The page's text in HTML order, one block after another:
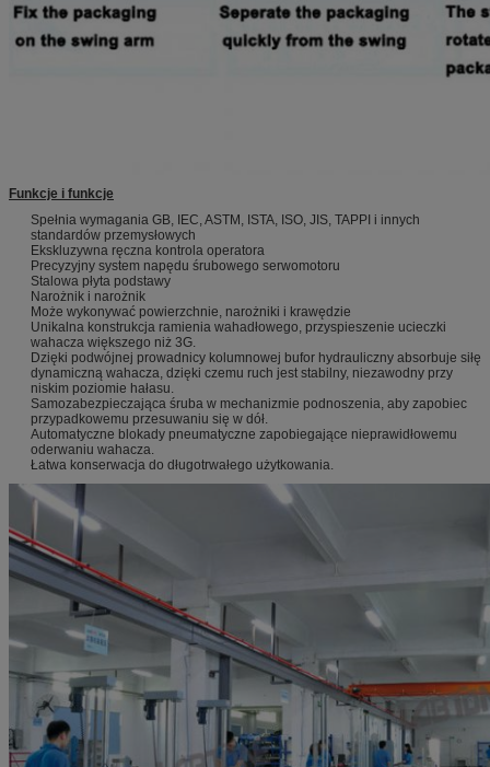
Funkcje i funkcje
Spełnia wymagania GB, IEC, ASTM, ISTA, ISO, JIS, TAPPI i innych
standardów przemysłowych
Ekskluzywna ręczna kontrola operatora
Precyzyjny system napędu śrubowego serwomotoru
Stalowa płyta podstawy
Narożnik i narożnik
Może wykonywać powierzchnie, narożniki i krawędzie
Unikalna konstrukcja ramienia wahadłowego, przyspieszenie ucieczki
wahacza większego niż 3G.
Dzięki podwójnej prowadnicy kolumnowej bufor hydrauliczny absorbuje siłę
dynamiczną wahacza, dzięki czemu ruch jest stabilny, niezawodny przy
niskim poziomie hałasu.
Samozabezpieczająca śruba w mechanizmie podnoszenia, aby zapobiec
przypadkowemu przesuwaniu się w dół.
Automatyczne blokady pneumatyczne zapobiegające nieprawidłowemu
oderwaniu wahacza.
Łatwa konserwacja do długotrwałego użytkowania.